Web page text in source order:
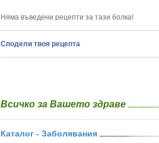
Няма въведени рецепти за тази болка!
Сподели твоя рецепта
Всичко за Вашето здраве
Каталог - Заболявания